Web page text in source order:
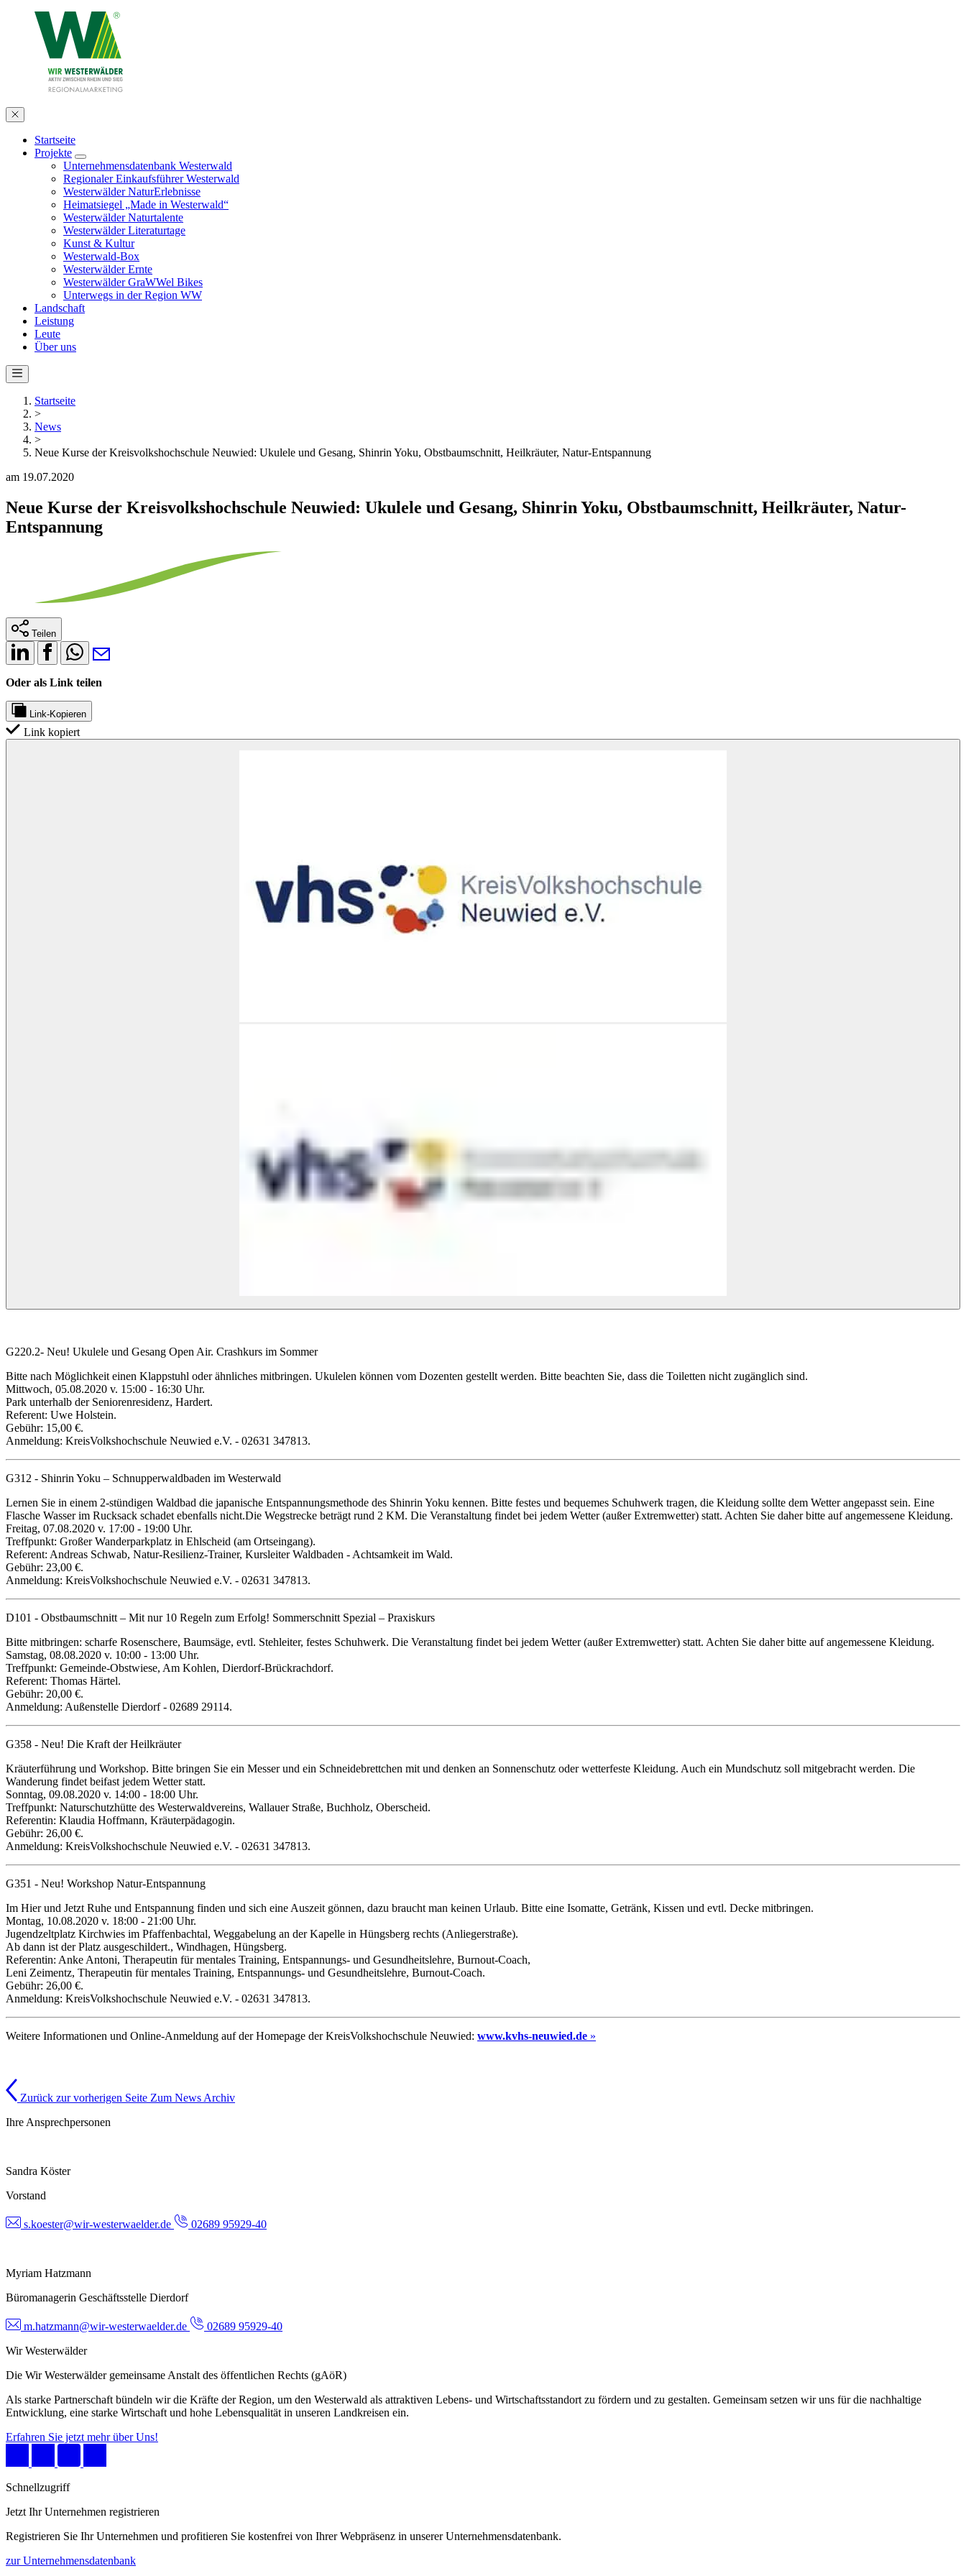
Startseite
Projekte
Unternehmensdatenbank Westerwald
Regionaler Einkaufsführer Westerwald
Westerwälder NaturErlebnisse
Heimatsiegel „Made in Westerwald“
Westerwälder Naturtalente
Westerwälder Literaturtage
Kunst & Kultur
Westerwald-Box
Westerwälder Ernte
Westerwälder GraWWel Bikes
Unterwegs in der Region WW
Landschaft
Leistung
Leute
Über uns
Startseite
>
News
>
Neue Kurse der Kreisvolkshochschule Neuwied: Ukulele und Gesang, Shinrin Yoku, Obstbaumschnitt, Heilkräuter, Natur-Entspannung
am 19.07.2020
Neue Kurse der Kreisvolkshochschule Neuwied: Ukulele und Gesang, Shinrin Yoku, Obstbaumschnitt, Heilkräuter, Natur-
Entspannung
Teilen
Oder als Link teilen
Link-Kopieren
Link kopiert
G220.2- Neu! Ukulele und Gesang Open Air. Crashkurs im Sommer
Bitte nach Möglichkeit einen Klappstuhl oder ähnliches mitbringen. Ukulelen können vom Dozenten gestellt werden. Bitte beachten Sie, dass die Toiletten nicht zugänglich sind.
Mittwoch, 05.08.2020 v. 15:00 - 16:30 Uhr.
Park unterhalb der Seniorenresidenz, Hardert.
Referent: Uwe Holstein.
Gebühr: 15,00 €.
Anmeldung: KreisVolkshochschule Neuwied e.V. - 02631 347813.
G312 - Shinrin Yoku – Schnupperwaldbaden im Westerwald
Lernen Sie in einem 2-stündigen Waldbad die japanische Entspannungsmethode des Shinrin Yoku kennen. Bitte festes und bequemes Schuhwerk tragen, die Kleidung sollte dem Wetter angepasst sein. Eine
Flasche Wasser im Rucksack schadet ebenfalls nicht.Die Wegstrecke beträgt rund 2 KM. Die Veranstaltung findet bei jedem Wetter (außer Extremwetter) statt. Achten Sie daher bitte auf angemessene Kleidung.
Freitag, 07.08.2020 v. 17:00 - 19:00 Uhr.
Treffpunkt: Großer Wanderparkplatz in Ehlscheid (am Ortseingang).
Referent: Andreas Schwab, Natur-Resilienz-Trainer, Kursleiter Waldbaden - Achtsamkeit im Wald.
Gebühr: 23,00 €.
Anmeldung: KreisVolkshochschule Neuwied e.V. - 02631 347813.
D101 - Obstbaumschnitt – Mit nur 10 Regeln zum Erfolg! Sommerschnitt Spezial – Praxiskurs
Bitte mitbringen: scharfe Rosenschere, Baumsäge, evtl. Stehleiter, festes Schuhwerk. Die Veranstaltung findet bei jedem Wetter (außer Extremwetter) statt. Achten Sie daher bitte auf angemessene Kleidung.
Samstag, 08.08.2020 v. 10:00 - 13:00 Uhr.
Treffpunkt: Gemeinde-Obstwiese, Am Kohlen, Dierdorf-Brückrachdorf.
Referent: Thomas Härtel.
Gebühr: 20,00 €.
Anmeldung: Außenstelle Dierdorf - 02689 29114.
G358 - Neu! Die Kraft der Heilkräuter
Kräuterführung und Workshop. Bitte bringen Sie ein Messer und ein Schneidebrettchen mit und denken an Sonnenschutz oder wetterfeste Kleidung. Auch ein Mundschutz soll mitgebracht werden. Die
Wanderung findet beifast jedem Wetter statt.
Sonntag, 09.08.2020 v. 14:00 - 18:00 Uhr.
Treffpunkt: Naturschutzhütte des Westerwaldvereins, Wallauer Straße, Buchholz, Oberscheid.
Referentin: Klaudia Hoffmann, Kräuterpädagogin.
Gebühr: 26,00 €.
Anmeldung: KreisVolkshochschule Neuwied e.V. - 02631 347813.
G351 - Neu! Workshop Natur-Entspannung
Im Hier und Jetzt Ruhe und Entspannung finden und sich eine Auszeit gönnen, dazu braucht man keinen Urlaub. Bitte eine Isomatte, Getränk, Kissen und evtl. Decke mitbringen.
Montag, 10.08.2020 v. 18:00 - 21:00 Uhr.
Jugendzeltplatz Kirchwies im Pfaffenbachtal, Weggabelung an der Kapelle in Hüngsberg rechts (Anliegerstraße).
Ab dann ist der Platz ausgeschildert., Windhagen, Hüngsberg.
Referentin: Anke Antoni, Therapeutin für mentales Training, Entspannungs- und Gesundheitslehre, Burnout-Coach,
Leni Zeimentz, Therapeutin für mentales Training, Entspannungs- und Gesundheitslehre, Burnout-Coach.
Gebühr: 26,00 €.
Anmeldung: KreisVolkshochschule Neuwied e.V. - 02631 347813.
Weitere Informationen und Online-Anmeldung auf der Homepage der KreisVolkshochschule Neuwied: www.kvhs-neuwied.de »
Zurück zur vorherigen Seite Zum News Archiv
Ihre Ansprechpersonen
Sandra Köster
Vorstand
s.koester@wir-westerwaelder.de 02689 95929-40
Myriam Hatzmann
Büromanagerin Geschäftsstelle Dierdorf
m.hatzmann@wir-westerwaelder.de
02689 95929-40
Wir Westerwälder
Die Wir Westerwälder gemeinsame Anstalt des öffentlichen Rechts (gAöR)
Als starke Partnerschaft bündeln wir die Kräfte der Region, um den Westerwald als attraktiven Lebens- und Wirtschaftsstandort zu fördern und zu gestalten. Gemeinsam setzen wir uns für die nachhaltige
Entwicklung, eine starke Wirtschaft und hohe Lebensqualität in unseren Landkreisen ein.
Erfahren Sie jetzt mehr über Uns!
Schnellzugriff
Jetzt Ihr Unternehmen registrieren
Registrieren Sie Ihr Unternehmen und profitieren Sie kostenfrei von Ihrer Webpräsenz in unserer Unternehmensdatenbank.
zur Unternehmensdatenbank